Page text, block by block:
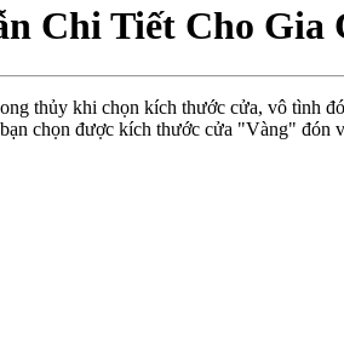
Chi Tiết Cho Gia
thủy khi chọn kích thước cửa, vô tình
chọn được kích thước cửa "Vàng" đón